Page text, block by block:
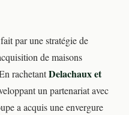
par une stratégie de
de maisons
rachetantDelachaux et
un partenariat avec
a acquis une envergure